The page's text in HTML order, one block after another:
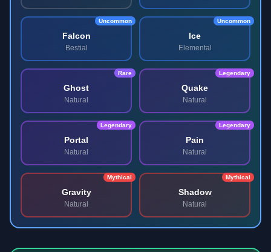
Uncommon
Falcon
Bestial
Uncommon
Ice
Elemental
Rare
Ghost
Natural
Legendary
Quake
Natural
Legendary
Portal
Natural
Legendary
Pain
Natural
Mythical
Gravity
Natural
Mythical
Shadow
Natural